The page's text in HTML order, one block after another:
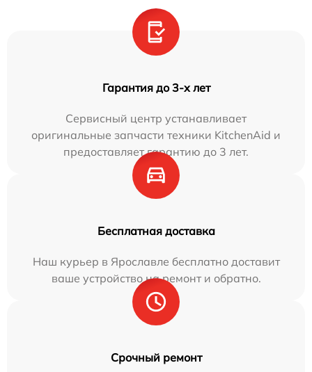
Гарантия до 3-х лет
Сервисный центр устанавливает
оригинальные запчасти техники KitchenAid и
предоставляет гарантию до 3 лет.
Бесплатная доставка
Наш курьер в Ярославле бесплатно доставит
ваше устройство на ремонт и обратно.
Срочный ремонт